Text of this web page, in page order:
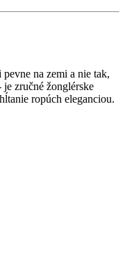
na zemi a nie tak,
je zručné žonglérske
ropúch eleganciou.